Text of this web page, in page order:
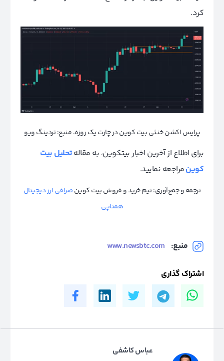
کرد.
پرایس اکشن خنثی بیت کوین در چارت یک روزه. منبع: تردینگ ویو
برای اطلاع از آخرین اخبار بیتکوین، به مقالهتحلیل بیت
کوینمراجعه نمایید.
ترجمه و جمع‌آوری: تیم خرید و فروش بیت کوینصرافی ارز دیجیتال
همتاپی
منبع: www.newsbtc.com
اشتراک گذاری
عباس کاشفی